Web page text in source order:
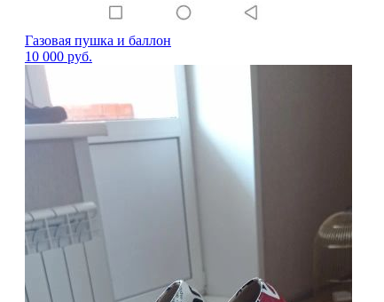
Газовая пушка и баллон
10 000 руб.